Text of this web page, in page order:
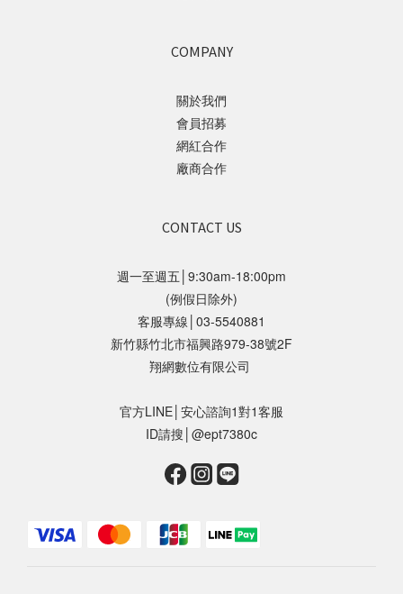
COMPANY
關於我們
會員招募
網紅合作
廠商合作
CONTACT US
週一至週五│9:30am-18:00pm
(例假日除外)
客服專線│03-5540881
新竹縣竹北市福興路979-38號2F
翔網數位有限公司
官方LINE│安心諮詢1對1客服
ID請搜│@ept7380c